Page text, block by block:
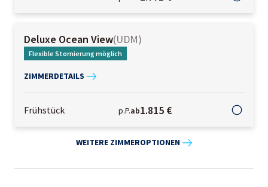
Deluxe Ocean View(UDM)
Flexible Stornierung möglich
ZIMMERDETAILS
Frühstück p.P.ab1.815 €
WEITERE ZIMMEROPTIONEN